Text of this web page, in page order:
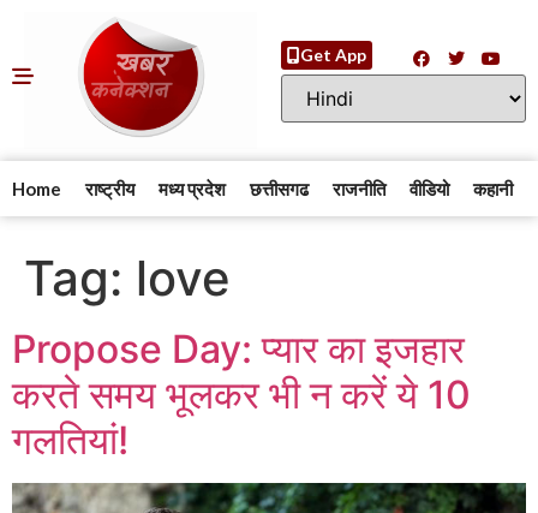
Get App
Home राष्ट्रीय मध्य प्रदेश छत्तीसगढ राजनीति वीडियो कहानी
Tag: love
Propose Day: प्यार का इजहार
करते समय भूलकर भी न करें ये 10
गलतियां!